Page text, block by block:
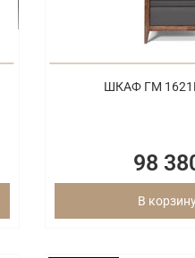
ШКАФ ГМ
98
В